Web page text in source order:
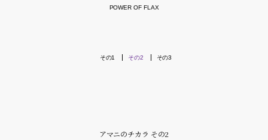
POWER OF FLAX
その1 その2 その3
アマニのチカラ その2